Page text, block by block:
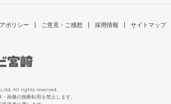
ポリシー ご意見・ご感想 採用情報 サイトマップ
All rights reserved.
画像の無断転用を禁止します。